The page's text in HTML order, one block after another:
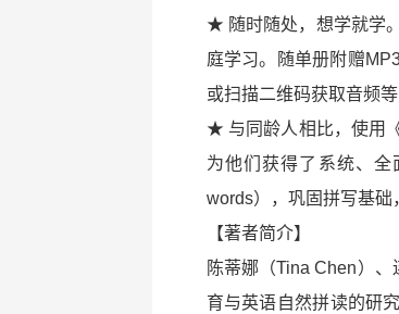
★ 随时随处，想学就学
庭学习。随单册附赠
或扫描二维码获取音频
★ 与同龄人相比，使用
为他们获得了系统、
words），巩固拼写基
【著者简介】
陈蒂娜（Tina Chen）
育与英语自然拼读的研